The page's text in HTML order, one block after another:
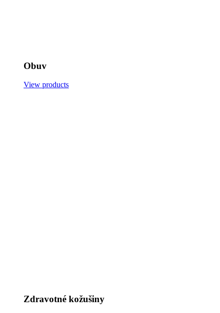
Obuv
View products
Zdravotné kožušiny